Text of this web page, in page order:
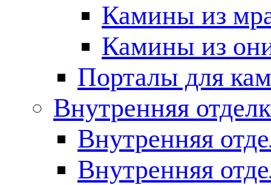
Камины из
Камины из
Порталы для
Внутренняя
Внутренняя
Внутренняя